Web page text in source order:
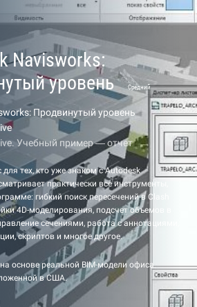
Navisworks:
уровень
Средний
Продвинутый уровень
Учебный пример — отчет
тех, кто уже знаком с Autodesk
практически все инструменты,
гибкий поиск пересечений в Clash
4D-моделирования, подсчет объемов в
сечениями, работа с аннотациями,
скриптов и многое другое.
основе реальной BIM-модели офиса
в США.